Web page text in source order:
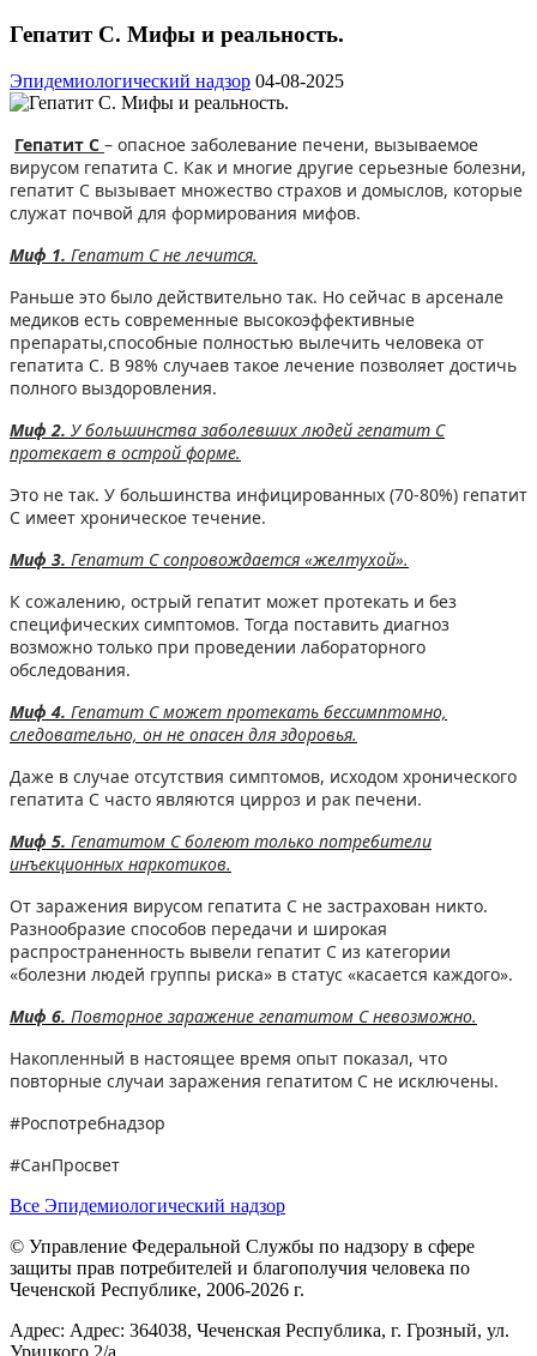
Гепатит С. Мифы и реальность.
Эпидемиологический надзор 04-08-2025
Гепатит С – опасное заболевание печени, вызываемое
вирусом гепатита С. Как и многие другие серьезные болезни,
гепатит С вызывает множество страхов и домыслов, которые
служат почвой для формирования мифов.
Миф 1. Гепатит С не лечится.
Раньше это было действительно так. Но сейчас в арсенале
медиков есть современные высокоэффективные
препараты,способные полностью вылечить человека от
гепатита С. В 98% случаев такое лечение позволяет достичь
полного выздоровления.
Миф 2. У большинства заболевших людей гепатит С
протекает в острой форме.
Это не так. У большинства инфицированных (70-80%) гепатит
С имеет хроническое течение.
Миф 3. Гепатит С сопровождается «желтухой».
К сожалению, острый гепатит может протекать и без
специфических симптомов. Тогда поставить диагноз
возможно только при проведении лабораторного
обследования.
Миф 4. Гепатит С может протекать бессимптомно,
следовательно, он не опасен для здоровья.
Даже в случае отсутствия симптомов, исходом хронического
гепатита С часто являются цирроз и рак печени.
Миф 5. Гепатитом С болеют только потребители
инъекционных наркотиков.
От заражения вирусом гепатита С не застрахован никто.
Разнообразие способов передачи и широкая
распространенность вывели гепатит С из категории
«болезни людей группы риска» в статус «касается каждого».
Миф 6. Повторное заражение гепатитом С невозможно.
Накопленный в настоящее время опыт показал, что
повторные случаи заражения гепатитом С не исключены.
#Роспотребнадзор
#СанПросвет
Все Эпидемиологический надзор
© Управление Федеральной Службы по надзору в сфере
защиты прав потребителей и благополучия человека по
Чеченской Республике, 2006-2026 г.
Адрес: Адрес: 364038, Чеченская Республика, г. Грозный, ул.
Урицкого 2/а